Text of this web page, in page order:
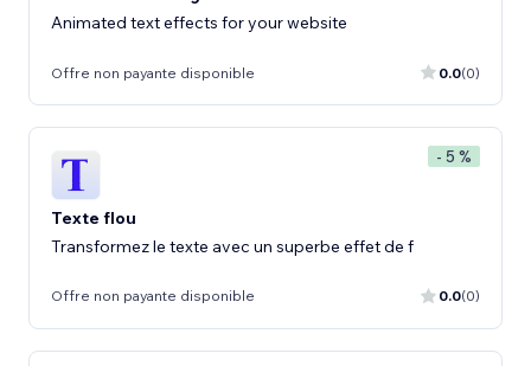
Animated text effects for your website
Offre non payante disponible 0.0(0)
- 5 %
Texte flou
Transformez le texte avec un superbe effet de f
Offre non payante disponible 0.0(0)